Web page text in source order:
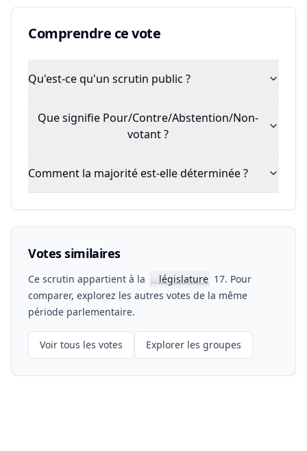
Comprendre ce vote
Qu'est-ce qu'un scrutin public ?
Que signifie Pour/Contre/Abstention/Non-
votant ?
Comment la majorité est-elle déterminée ?
Votes similaires
Ce scrutin appartient à la 📖législature 17. Pour
comparer, explorez les autres votes de la même
période parlementaire.
Voir tous les votes Explorer les groupes